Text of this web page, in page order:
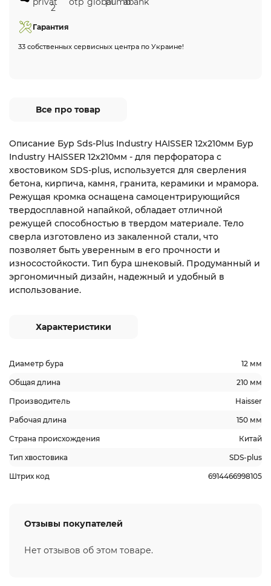
Гарантия
33 собственных сервисных центра по Украине!
Все про товар
Описание Бур Sds-Plus Industry HAISSER 12х210мм Бур
Industry HAISSER 12х210мм - для перфоратора с
хвостовиком SDS-plus, используется для сверления
бетона, кирпича, камня, гранита, керамики и мрамора.
Режущая кромка оснащена самоцентрирующийся
твердосплавной напайкой, обладает отличной
режущей способностью в твердом материале. Тело
сверла изготовлено из закаленной стали, что
позволяет быть уверенным в его прочности и
износостойкости. Тип бура шнековый. Продуманный и
эргономичный дизайн, надежный и удобный в
использование.
Характеристики
Диаметр бура 12 мм
Общая длина 210 мм
Производитель Haisser
Рабочая длина 150 мм
Страна происхождения Китай
Тип хвостовика SDS-plus
Штрих код 6914466998105
Отзывы покупателей
Нет отзывов об этом товаре.